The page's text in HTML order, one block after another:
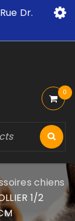
Dr.
0
chiens
1/2